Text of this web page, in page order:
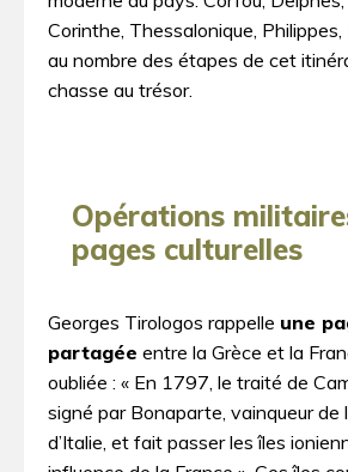
Corinthe, Thessalonique,
au nombre des étapes de cet
chasse au trésor.
Opérations
pages culturelles
Georges Tirologos rappelle une
partagée entre la Grèce et la
oubliée : « En 1797, le traité de
signé par Bonaparte, vainqueur de
d’Italie, et fait passer les îles